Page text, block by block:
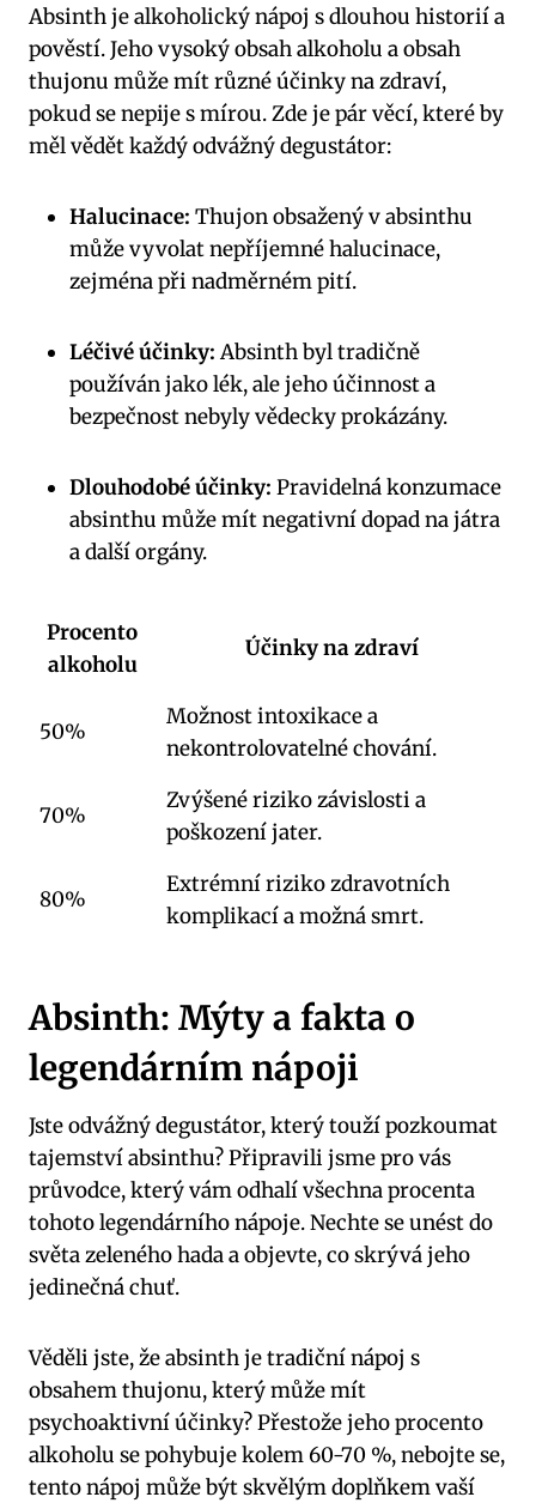
Absinth je alkoholický nápoj s dlouhou historií a
pověstí. Jeho vysoký obsah alkoholu a obsah
thujonu může ‍mít různé ​účinky na zdraví,
⁣pokud se nepije s ⁢mírou. Zde je pár věcí, které ​by
měl vědět každý odvážný degustátor:
Halucinace: Thujon obsažený⁣ v absinthu
může vyvolat nepříjemné halucinace,
zejména při‌ nadměrném pití.
Léčivé účinky: ​Absinth byl tradičně
používán jako⁣ lék,⁢ ale jeho účinnost⁤ a
bezpečnost nebyly vědecky prokázány.
Dlouhodobé účinky: Pravidelná konzumace
absinthu může mít negativní dopad na játra
a‍ další orgány.
Procento
alkoholu
Účinky ⁢na zdraví
50%
Možnost intoxikace a
nekontrolovatelné chování.
70%
Zvýšené riziko závislosti ⁢a
poškození jater.
80%
Extrémní ⁢riziko zdravotních
komplikací a možná smrt.
Absinth: Mýty⁤ a fakta​ o
legendárním nápoji
Jste⁤ odvážný ‍degustátor, který touží⁤ pozkoumat
tajemství absinthu?⁤ Připravili jsme pro vás
průvodce, který vám odhalí všechna procenta
tohoto legendárního⁣ nápoje. Nechte se unést do
světa zeleného hada a objevte, co skrývá jeho
jedinečná chuť.
Věděli jste, že absinth je tradiční nápoj ​s
obsahem thujonu, který může mít
psychoaktivní ⁤účinky? Přestože jeho procento
alkoholu se pohybuje kolem 60-70 %, nebojte se,
tento nápoj může být skvělým⁢ doplňkem ​vaší⁢